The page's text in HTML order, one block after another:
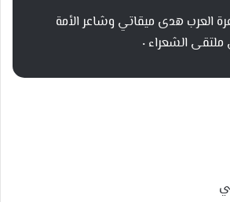
العرب هدى ميقاتي وشاعر الأمة
الشعراء ٠